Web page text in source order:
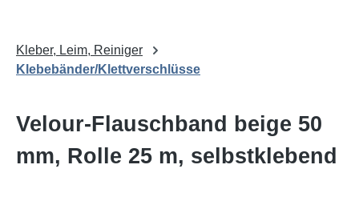
Kleber, Leim, Reiniger
Klebebänder/Klettverschlüsse
Velour-Flauschband beige 50
mm, Rolle 25 m, selbstklebend